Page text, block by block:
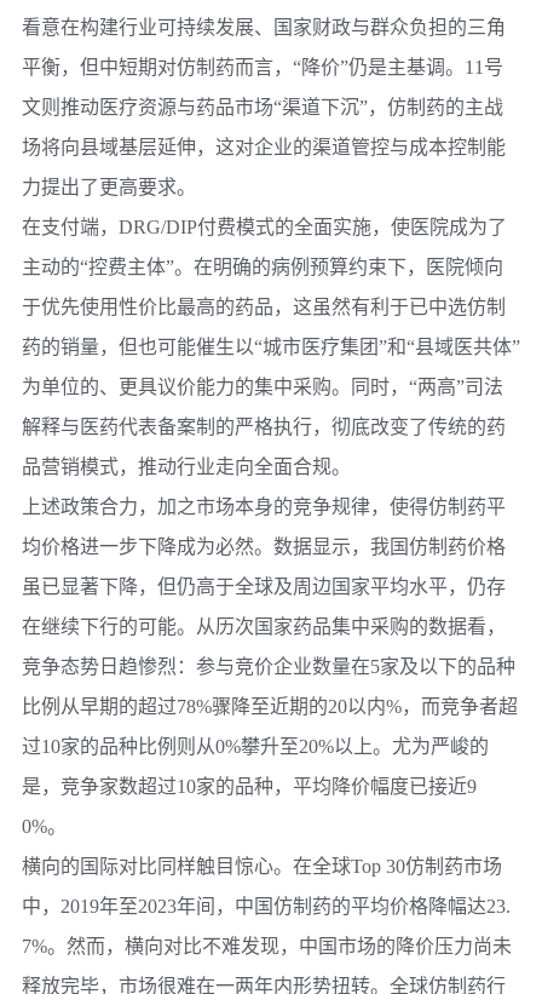
看意在构建行业可持续发展、国家财政与群众负担的三角
平衡，但中短期对仿制药而言，“降价”仍是主基调。11号
文则推动医疗资源与药品市场“渠道下沉”，仿制药的主战
场将向县域基层延伸，这对企业的渠道管控与成本控制能
力提出了更高要求。
在支付端，DRG/DIP付费模式的全面实施，使医院成为了
主动的“控费主体”。在明确的病例预算约束下，医院倾向
于优先使用性价比最高的药品，这虽然有利于已中选仿制
药的销量，但也可能催生以“城市医疗集团”和“县域医共体”
为单位的、更具议价能力的集中采购。同时，“两高”司法
解释与医药代表备案制的严格执行，彻底改变了传统的药
品营销模式，推动行业走向全面合规。
上述政策合力，加之市场本身的竞争规律，使得仿制药平
均价格进一步下降成为必然。数据显示，我国仿制药价格
虽已显著下降，但仍高于全球及周边国家平均水平，仍存
在继续下行的可能。从历次国家药品集中采购的数据看，
竞争态势日趋惨烈：参与竞价企业数量在5家及以下的品种
比例从早期的超过78%骤降至近期的20以内%，而竞争者超
过10家的品种比例则从0%攀升至20%以上。尤为严峻的
是，竞争家数超过10家的品种，平均降价幅度已接近9
0%。
横向的国际对比同样触目惊心。在全球Top 30仿制药市场
中，2019年至2023年间，中国仿制药的平均价格降幅达23.
7%。然而，横向对比不难发现，中国市场的降价压力尚未
释放完毕，市场很难在一两年内形势扭转。全球仿制药行